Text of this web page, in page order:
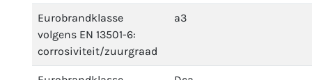
Eurobrandklasse
volgens EN 13501-6:
corrosiviteit/zuurgraad
a3